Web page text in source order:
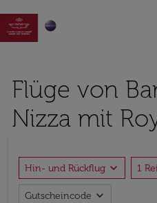

Flüge von
Nizza mit
Hin- und Rückflug expand_more 1
Gutscheincode expand_more